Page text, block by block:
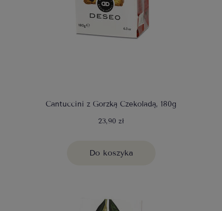
Cantuccini z Gorzką Czekoladą, 180g
23,90 zł
Do koszyka